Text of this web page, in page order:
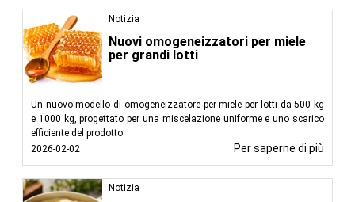
Notizia
Nuovi omogeneizzatori per miele
per grandi lotti
Un nuovo modello di omogeneizzatore per miele per lotti da 500 kg
e 1000 kg, progettato per una miscelazione uniforme e uno scarico
efficiente del prodotto.
2026-02-02
Per saperne di più
Notizia